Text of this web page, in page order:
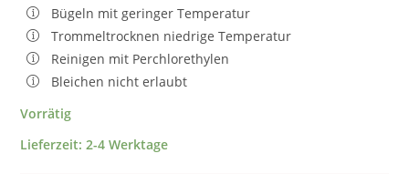
Bügeln mit geringer Temperatur
Trommeltrocknen niedrige Temperatur
Reinigen mit Perchlorethylen
Bleichen nicht erlaubt
Vorrätig
Lieferzeit:2-4 Werktage